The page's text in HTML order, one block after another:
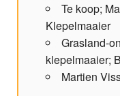
Te koop;
Klepelmaaier
Grasland-
klepelmaaier;
Martien